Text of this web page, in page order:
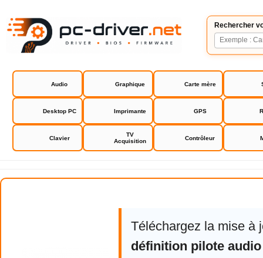
Rechercher
Audio Graphique Carte mère
Desktop PC Imprimante GPS
Clavier
TV
Acquisition
Contrôleur
Asrock P5B-DE drivers bios
Téléchargez la mise à
définition pilote audio